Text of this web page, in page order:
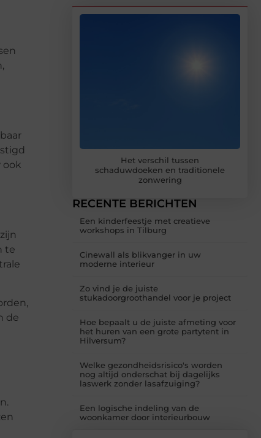
ook
te
de
Het verschil tussen
schaduwdoeken en traditionele
zonwering
RECENTE BERICHTEN
Een kinderfeestje met creatieve
workshops in Tilburg
Cinewall als blikvanger in uw
moderne interieur
Zo vind je de juiste
stukadoorgroothandel voor je project
Hoe bepaalt u de juiste afmeting voor
het huren van een grote partytent in
Hilversum?
Welke gezondheidsrisico's worden
nog altijd onderschat bij dagelijks
laswerk zonder lasafzuiging?
Een logische indeling van de
woonkamer door interieurbouw